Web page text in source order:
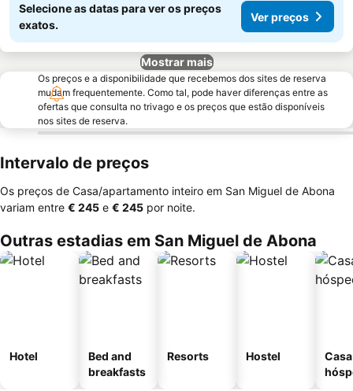
Selecione as datas para ver os preços
exatos.
Ver preços
Mostrar mais
Os preços e a disponibilidade que recebemos dos sites de reserva
mudam frequentemente. Como tal, pode haver diferenças entre as
ofertas que consulta no trivago e os preços que estão disponíveis
nos sites de reserva.
Intervalo de preços
Os preços de Casa/apartamento inteiro em San Miguel de Abona
variam entre ‎€ 245 e ‎€ 245 por noite.
Outras estadias em San Miguel de Abona
Hotel
Bed and
breakfasts
Resorts Hostel